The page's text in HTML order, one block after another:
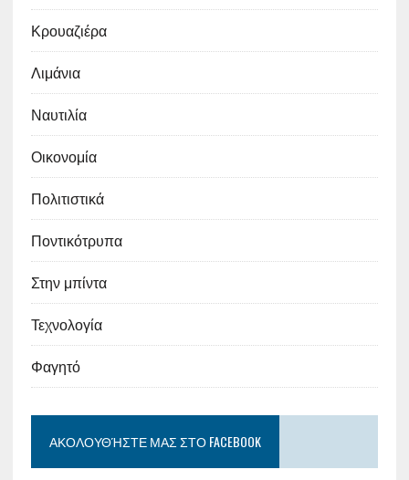
Κρουαζιέρα
Λιμάνια
Ναυτιλία
Οικονομία
Πολιτιστικά
Ποντικότρυπα
Στην μπίντα
Τεχνολογία
Φαγητό
ΑΚΟΛΟΥΘΉΣΤΕ ΜΑΣ ΣΤΟ FACEBOOK